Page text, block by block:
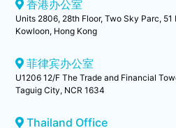
香港办公室
Units 2806, 28th Floor, Two Sky Parc, 51
Kowloon, Hong Kong
菲律宾办公室
U1206 12/F The Trade and Financial
Taguig City, NCR 1634
Thailand Office